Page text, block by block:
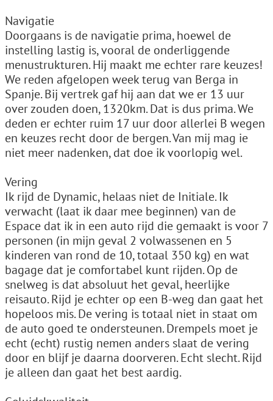
Navigatie
Doorgaans is de navigatie prima, hoewel de
instelling lastig is, vooral de onderliggende
menustrukturen. Hij maakt me echter rare keuzes!
We reden afgelopen week terug van Berga in
Spanje. Bij vertrek gaf hij aan dat we er 13 uur
over zouden doen, 1320km. Dat is dus prima. We
deden er echter ruim 17 uur door allerlei B wegen
en keuzes recht door de bergen. Van mij mag ie
niet meer nadenken, dat doe ik voorlopig wel.
Vering
Ik rijd de Dynamic, helaas niet de Initiale. Ik
verwacht (laat ik daar mee beginnen) van de
Espace dat ik in een auto rijd die gemaakt is voor 7
personen (in mijn geval 2 volwassenen en 5
kinderen van rond de 10, totaal 350 kg) en wat
bagage dat je comfortabel kunt rijden. Op de
snelweg is dat absoluut het geval, heerlijke
reisauto. Rijd je echter op een B-weg dan gaat het
hopeloos mis. De vering is totaal niet in staat om
de auto goed te ondersteunen. Drempels moet je
echt (echt) rustig nemen anders slaat de vering
door en blijf je daarna doorveren. Echt slecht. Rijd
je alleen dan gaat het best aardig.